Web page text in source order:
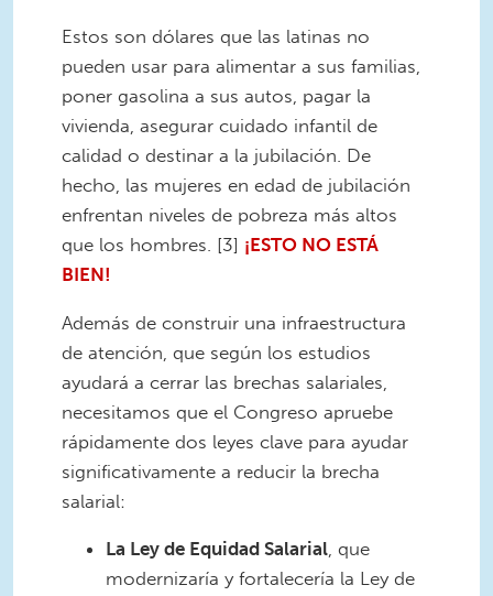
Estos son dólares que las latinas no
pueden usar para alimentar a sus familias,
poner gasolina a sus autos, pagar la
vivienda, asegurar cuidado infantil de
calidad o destinar a la jubilación. De
hecho, las mujeres en edad de jubilación
enfrentan niveles de pobreza más altos
que los hombres. [3] ¡ESTO NO ESTÁ
BIEN!
Además de construir una infraestructura
de atención, que según los estudios
ayudará a cerrar las brechas salariales,
necesitamos que el Congreso apruebe
rápidamente dos leyes clave para ayudar
significativamente a reducir la brecha
salarial:
La Ley de Equidad Salarial, que
modernizaría y fortalecería la Ley de